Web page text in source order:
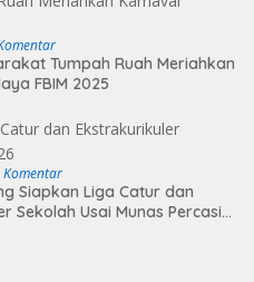
Tumpah Ruah Meriahkan
FBIM 2025
Komentar
Siapkan Liga Catur dan
Sekolah Usai Munas Percasi